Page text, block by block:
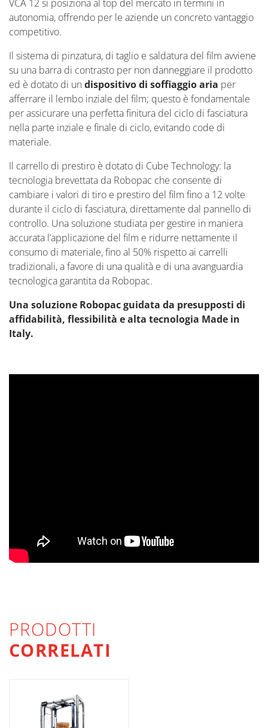
VCA 12 si posiziona al top del mercato in termini in
autonomia, offrendo per le aziende un concreto vantaggio
competitivo.
Il sistema di pinzatura, di taglio e saldatura del film avviene
su una barra di contrasto per non danneggiare il prodotto
ed è dotato di un dispositivo di soffiaggio aria per
afferrare il lembo inziale del film; questo è fondamentale
per assicurare una perfetta finitura del ciclo di fasciatura
nella parte inziale e finale di ciclo, evitando code di
materiale.
Il carrello di prestiro è dotato di Cube Technology: la
tecnologia brevettata da Robopac che consente di
cambiare i valori di tiro e prestiro del film fino a 12 volte
durante il ciclo di fasciatura, direttamente dal pannello di
controllo. Una soluzione studiata per gestire in maniera
accurata l’applicazione del film e ridurre nettamente il
consumo di materiale, fino al 50% rispetto ai carrelli
tradizionali, a favore di una qualità e di una avanguardia
tecnologica garantita da Robopac.
Una soluzione Robopac guidata da presupposti di
affidabilità, flessibilità e alta tecnologia Made in
Italy.
PRODOTTI
CORRELATI